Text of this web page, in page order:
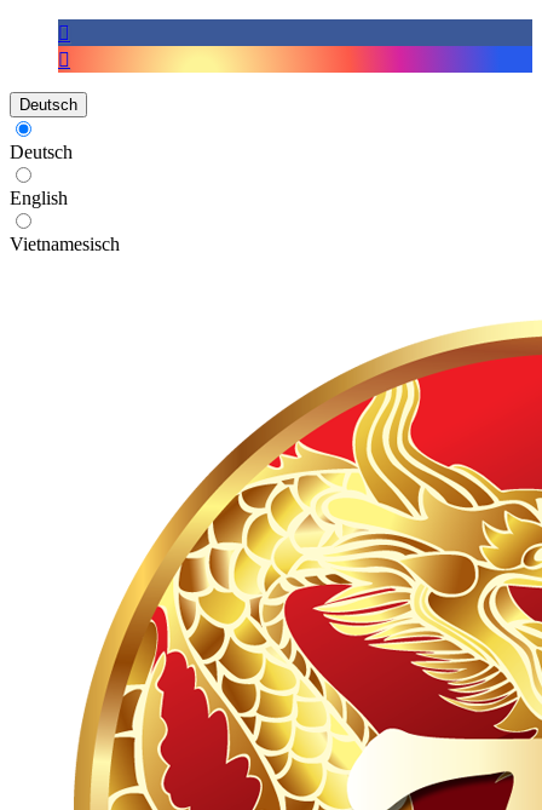
Deutsch
Deutsch
English
Vietnamesisch